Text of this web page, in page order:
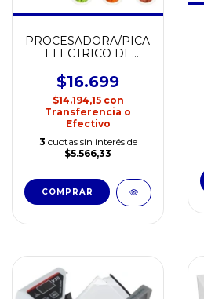
PROCESADORA/PICADOR
ELECTRICO DE
$16.699
$14.194,15 con
Transferencia o
Efectivo
3 cuotas sin interés de
$5.566,33